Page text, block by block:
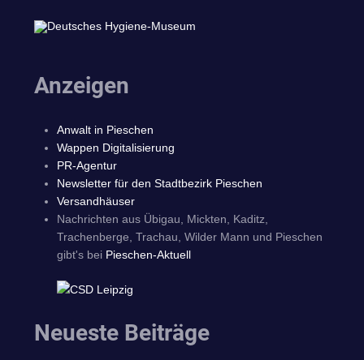
Anzeigen
Anwalt in Pieschen
Wappen Digitalisierung
PR-Agentur
Newsletter für den Stadtbezirk Pieschen
Versandhäuser
Nachrichten aus Übigau, Mickten, Kaditz,
Trachenberge, Trachau, Wilder Mann und Pieschen
gibt's bei Pieschen-Aktuell
Neueste Beiträge